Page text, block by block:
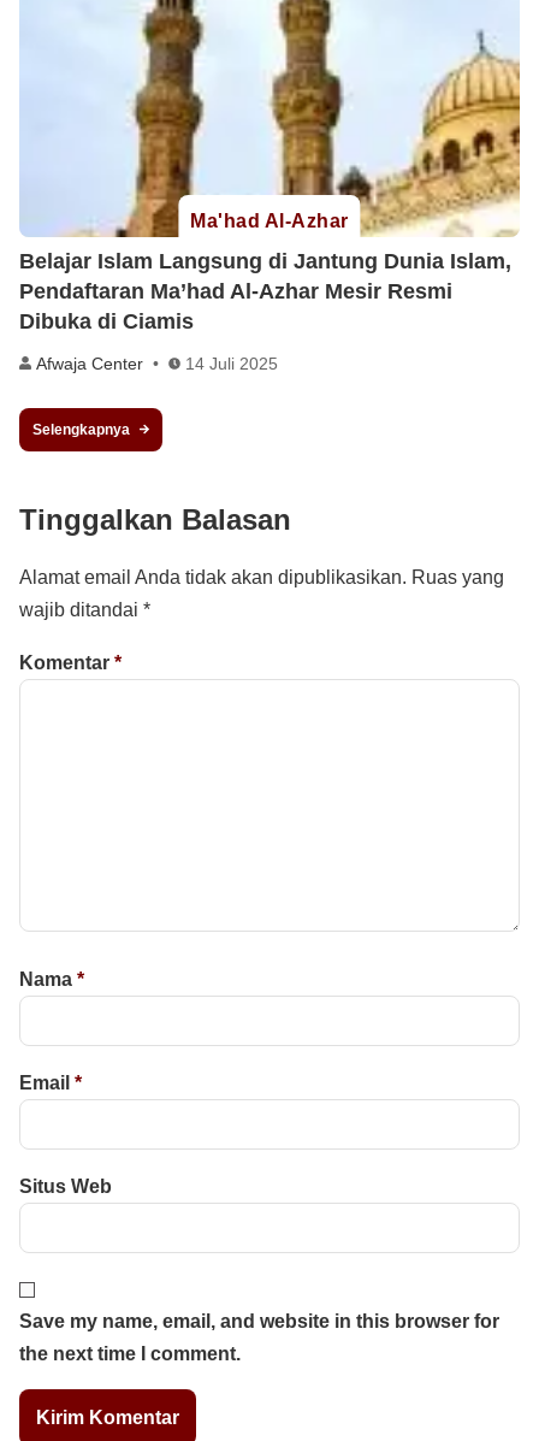
Ma'had Al-Azhar
Belajar Islam Langsung di Jantung Dunia Islam,
Pendaftaran Ma’had Al-Azhar Mesir Resmi
Dibuka di Ciamis
Afwaja Center 14 Juli 2025
Selengkapnya
Tinggalkan Balasan
Alamat email Anda tidak akan dipublikasikan. Ruas yang
wajib ditandai *
Komentar *
Nama *
Email *
Situs Web
Save my name, email, and website in this browser for
the next time I comment.